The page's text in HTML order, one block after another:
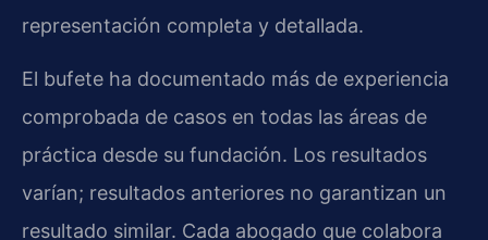
representación completa y detallada.
El bufete ha documentado más de experiencia
comprobada de casos en todas las áreas de
práctica desde su fundación. Los resultados
varían; resultados anteriores no garantizan un
resultado similar. Cada abogado que colabora